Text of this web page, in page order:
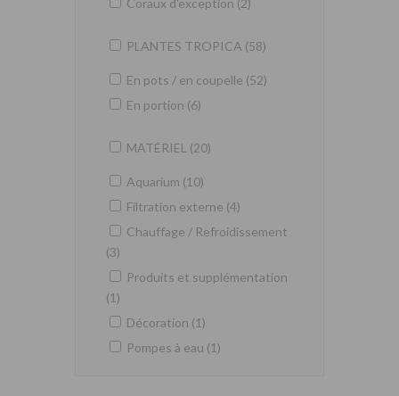
Coraux d'exception (2)
PLANTES TROPICA (58)
En pots / en coupelle (52)
En portion (6)
MATÉRIEL (20)
Aquarium (10)
Filtration externe (4)
Chauffage / Refroidissement
(3)
Produits et supplémentation
(1)
Décoration (1)
Pompes à eau (1)